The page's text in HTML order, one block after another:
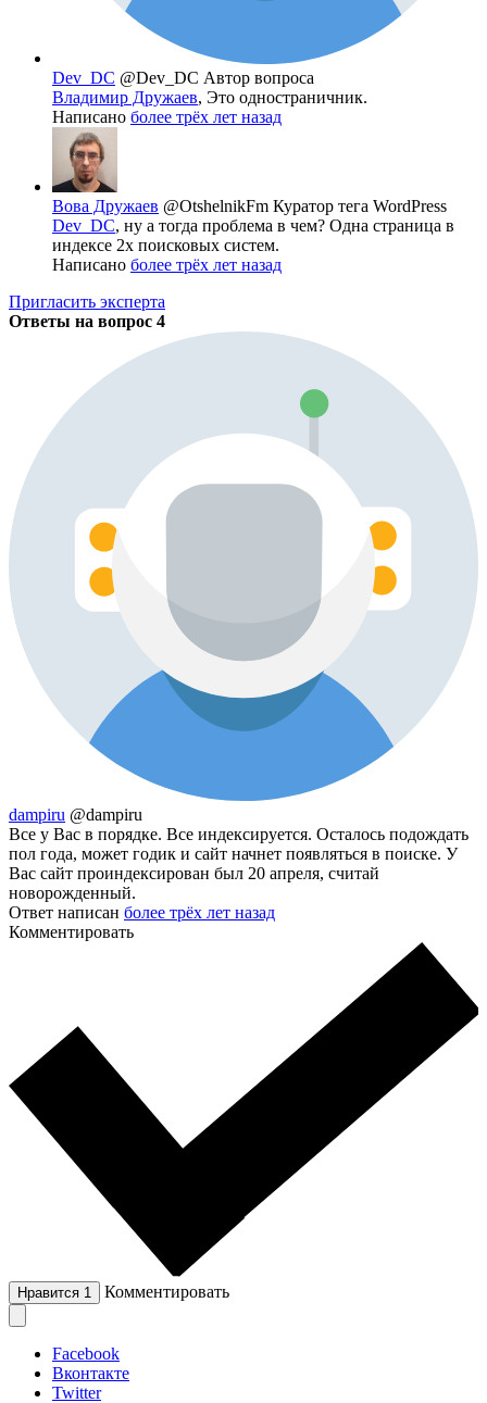
Dev_DC @Dev_DC Автор вопроса
Владимир Дружаев, Это одностраничник.
Написано более трёх лет назад
Вова Дружаев @OtshelnikFm Куратор тега WordPress
Dev_DC, ну а тогда проблема в чем? Одна страница в
индексе 2х поисковых систем.
Написано более трёх лет назад
Пригласить эксперта
Ответы на вопрос 4
dampiru @dampiru
Все у Вас в порядке. Все индексируется. Осталось подождать
пол года, может годик и сайт начнет появляться в поиске. У
Вас сайт проиндексирован был 20 апреля, считай
новорожденный.
Ответ написан более трёх лет назад
Комментировать
Нравится 1 Комментировать
Facebook
Вконтакте
Twitter